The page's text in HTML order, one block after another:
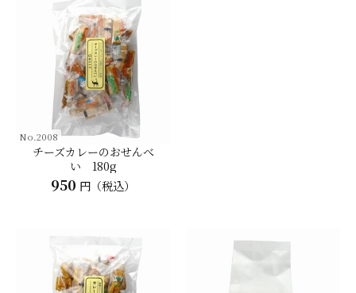
No.2008
チーズカレーのおせんべ
い 180g
950 円（税込）